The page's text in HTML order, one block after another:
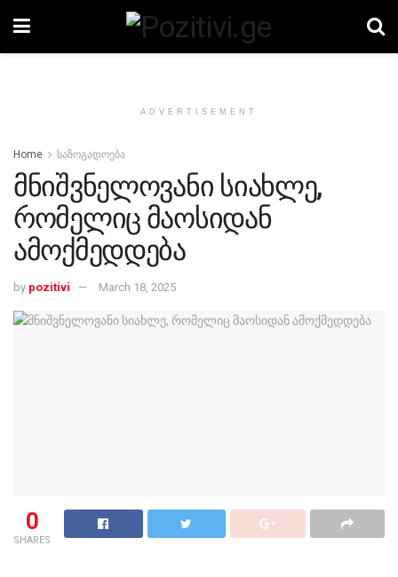
ADVERTISEMENT
Home საზოგადოება
მნიშვნელოვანი სიახლე,
რომელიც მაოსიდან
ამოქმედდება
by pozitivi March 18, 2025
0
SHARES